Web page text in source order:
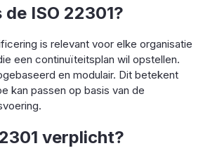
ISO 22301?
is relevant voor elke organisatie
een continuïteitsplan wil opstellen.
en modulair. Dit betekent
kan passen op basis van de
verplicht?